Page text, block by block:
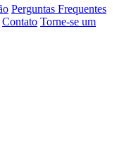
Perguntas Frequentes
Contato Torne-se um